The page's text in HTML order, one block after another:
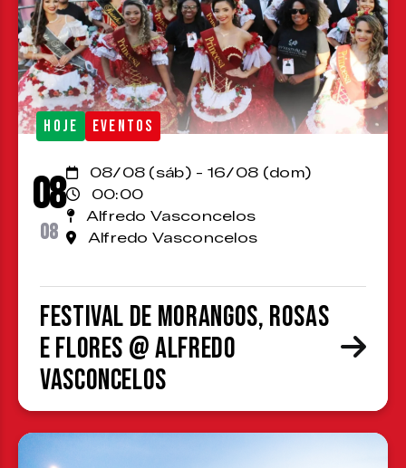
HOJE EVENTOS
08
08
08/08 (sáb) - 16/08 (dom)
00:00
Alfredo Vasconcelos
Alfredo Vasconcelos
Festival de Morangos, Rosas
e Flores @ Alfredo
Vasconcelos